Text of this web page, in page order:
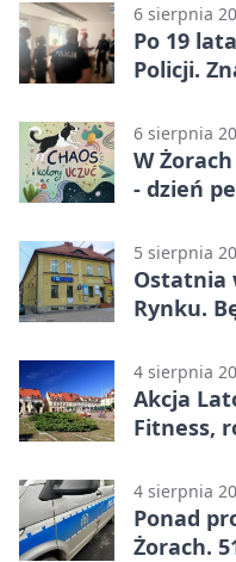
6 sierpnia
Po 19
Policji.
6 sierpnia
W
- dzień
5 sierpnia
Ostatnia
Rynku.
4 sierpnia
Akcja
Fitness,
4 sierpnia
Ponad
Żorach.